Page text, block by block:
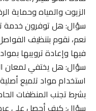
الزيوت والمياه وحماية
سؤال: هل توفرون خدمة
نعم، نقوم بتنظيف الفواصل
فيها وإعادة ترويبها بمواد
سؤال: هل يختفي لمعان
استخدام مواد تلميع أصلية
بشرط تجنب المنظفات